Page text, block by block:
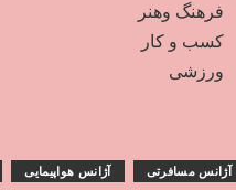
فرهنگ وهنر
کسب و کار
ورزشی
آژانس مسافرتی آژانس هواپیمایی